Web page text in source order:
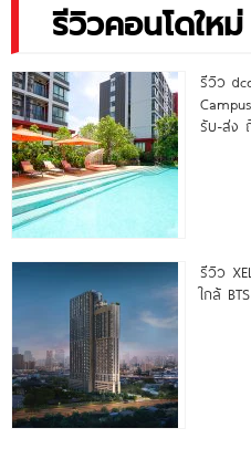
รีวิวคอนโดใหม่
รีวิว
รับ-ส่ง
รีวิว
ใกล้